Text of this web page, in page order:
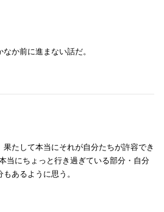
か前に進まない話だ。
たして本当にそれが自分たちが許容でき
当にちょっと行き過ぎている部分・自分
あるように思う。